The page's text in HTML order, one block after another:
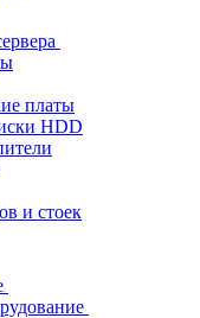
платы
HDD
и стоек